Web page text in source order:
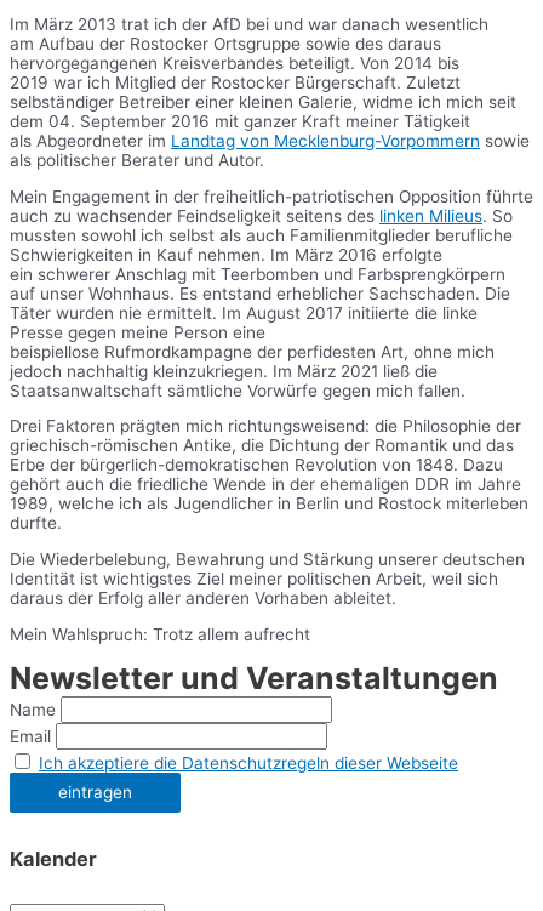
Im März 2013 trat ich der AfD bei und war danach wesentlich
am Aufbau der Rostocker Ortsgruppe sowie des daraus
hervorgegangenen Kreisverbandes beteiligt. Von 2014 bis
2019 war ich Mitglied der Rostocker Bürgerschaft. Zuletzt
selbständiger Betreiber einer kleinen Galerie, widme ich mich seit
dem 04. September 2016 mit ganzer Kraft meiner Tätigkeit
als Abgeordneter im Landtag von Mecklenburg-Vorpommern sowie
als politischer Berater und Autor.
Mein Engagement in der freiheitlich-patriotischen Opposition führte
auch zu wachsender Feindseligkeit seitens des linken Milieus. So
mussten sowohl ich selbst als auch Familienmitglieder berufliche
Schwierigkeiten in Kauf nehmen. Im März 2016 erfolgte
ein schwerer Anschlag mit Teerbomben und Farbsprengkörpern
auf unser Wohnhaus. Es entstand erheblicher Sachschaden. Die
Täter wurden nie ermittelt. Im August 2017 initiierte die linke
Presse gegen meine Person eine
beispiellose Rufmordkampagne der perfidesten Art, ohne mich
jedoch nachhaltig kleinzukriegen. Im März 2021 ließ die
Staatsanwaltschaft sämtliche Vorwürfe gegen mich fallen.
Drei Faktoren prägten mich richtungsweisend: die Philosophie der
griechisch-römischen Antike, die Dichtung der Romantik und das
Erbe der bürgerlich-demokratischen Revolution von 1848. Dazu
gehört auch die friedliche Wende in der ehemaligen DDR im Jahre
1989, welche ich als Jugendlicher in Berlin und Rostock miterleben
durfte.
Die Wiederbelebung, Bewahrung und Stärkung unserer deutschen
Identität ist wichtigstes Ziel meiner politischen Arbeit, weil sich
daraus der Erfolg aller anderen Vorhaben ableitet.
Mein Wahlspruch: Trotz allem aufrecht
Newsletter und Veranstaltungen
Name
Email
Ich akzeptiere die Datenschutzregeln dieser Webseite
Kalender